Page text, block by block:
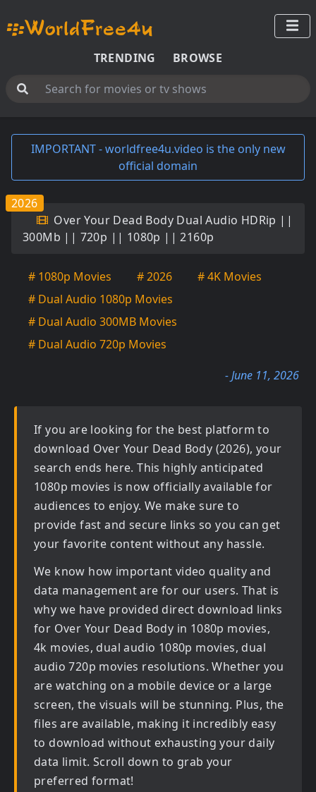
TRENDING BROWSE
IMPORTANT - worldfree4u.video is the only new
official domain
Over Your Dead Body Dual Audio HDRip ||
300Mb || 720p || 1080p || 2160p
2026
# 1080p Movies # 2026
# 4K Movies
# Dual Audio 1080p Movies
# Dual Audio 300MB Movies
# Dual Audio 720p Movies
- June 11, 2026
If you are looking for the best platform to
download Over Your Dead Body (2026), your
search ends here. This highly anticipated
1080p movies is now officially available for
audiences to enjoy. We make sure to
provide fast and secure links so you can get
your favorite content without any hassle.
We know how important video quality and
data management are for our users. That is
why we have provided direct download links
for Over Your Dead Body in 1080p movies,
4k movies, dual audio 1080p movies, dual
audio 720p movies resolutions. Whether you
are watching on a mobile device or a large
screen, the visuals will be stunning. Plus, the
files are available, making it incredibly easy
to download without exhausting your daily
data limit. Scroll down to grab your
preferred format!